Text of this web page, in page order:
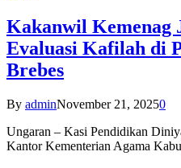
Kakanwil Kemenag
Evaluasi Kafilah di
Brebes
By adminNovember 21, 20250
Ungaran – Kasi Pendidikan
Kantor Kementerian Agama